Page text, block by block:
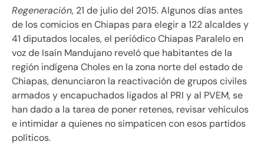
Regeneración, 21 de julio del 2015. Algunos días antes
de los comicios en Chiapas para elegir a 122 alcaldes y
41 diputados locales, el periódico Chiapas Paralelo en
voz de Isaín Mandujano reveló que habitantes de la
región indígena Choles en la zona norte del estado de
Chiapas, denunciaron la reactivación de grupos civiles
armados y encapuchados ligados al PRI y al PVEM, se
han dado a la tarea de poner retenes, revisar vehículos
e intimidar a quienes no simpaticen con esos partidos
políticos.